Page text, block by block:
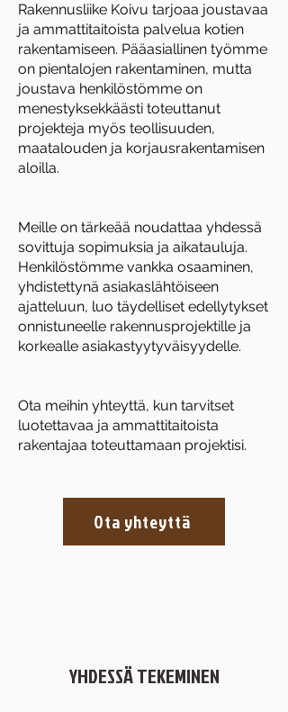
Rakennusliike Koivu tarjoaa joustavaa
ja ammattitaitoista palvelua kotien
rakentamiseen. Pääasiallinen työmme
on pientalojen rakentaminen, mutta
joustava henkilöstömme on
menestyksekkäästi toteuttanut
projekteja myös teollisuuden,
maatalouden ja korjausrakentamisen
aloilla.
Meille on tärkeää noudattaa yhdessä
sovittuja sopimuksia ja aikatauluja.
Henkilöstömme vankka osaaminen,
yhdistettynä asiakaslähtöiseen
ajatteluun, luo täydelliset edellytykset
onnistuneelle rakennusprojektille ja
korkealle asiakastyytyväisyydelle.
Ota meihin yhteyttä, kun tarvitset
luotettavaa ja ammattitaitoista
rakentajaa toteuttamaan projektisi.
Ota yhteyttä
YHDESSÄ TEKEMINEN